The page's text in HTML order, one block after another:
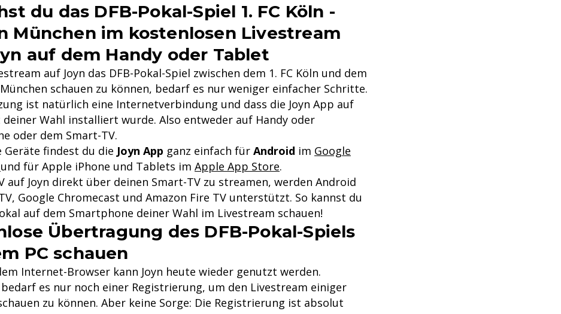
du das DFB-Pokal-Spiel 1. FC Köln -
München im kostenlosen Livestream
auf dem Handy oder Tablet
auf Joyn das DFB-Pokal-Spiel zwischen dem 1. FC Köln und dem
München schauen zu können, bedarf es nur weniger einfacher Schritte.
ist natürlich eine Internetverbindung und dass die Joyn App auf
deiner Wahl installiert wurde. Also entweder auf Handy oder
oder dem Smart-TV.
Geräte findest du die Joyn App ganz einfach für Android im Google
und für Apple iPhone und Tablets im Apple App Store.
auf Joyn direkt über deinen Smart-TV zu streamen, werden Android
Google Chromecast und Amazon Fire TV unterstützt. So kannst du
auf dem Smartphone deiner Wahl im Livestream schauen!
Übertragung des DFB-Pokal-Spiels
PC schauen
Internet-Browser kann Joyn heute wieder genutzt werden.
es nur noch einer Registrierung, um den Livestream einiger
zu können. Aber keine Sorge: Die Registrierung ist absolut